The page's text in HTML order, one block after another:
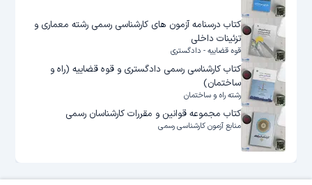
کتاب درسنامه آزمون های کارشناسی رسمی رشته معماری و
تزئینات داخلی
قوه قضاییه - دادگستری
کتاب کارشناسی رسمی دادگستری و قوه قضاییه (راه و
ساختمان)
رشته راه و ساختمان
کتاب مجموعه قوانین و مقررات کارشناسان رسمی
منابع آزمون کارشناسی رسمی